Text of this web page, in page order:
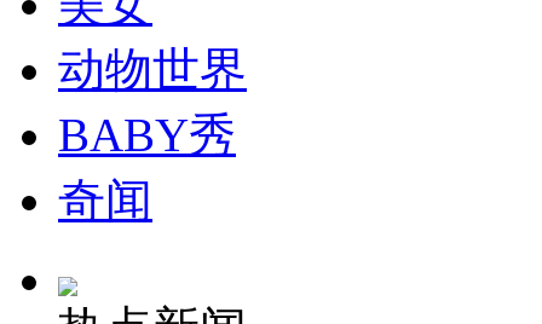
走！跟着总书记去植树
消防员救轻生者 花炮节热闹非凡
纽约上演“枕头大战”
动物世界
BABY秀
奇闻